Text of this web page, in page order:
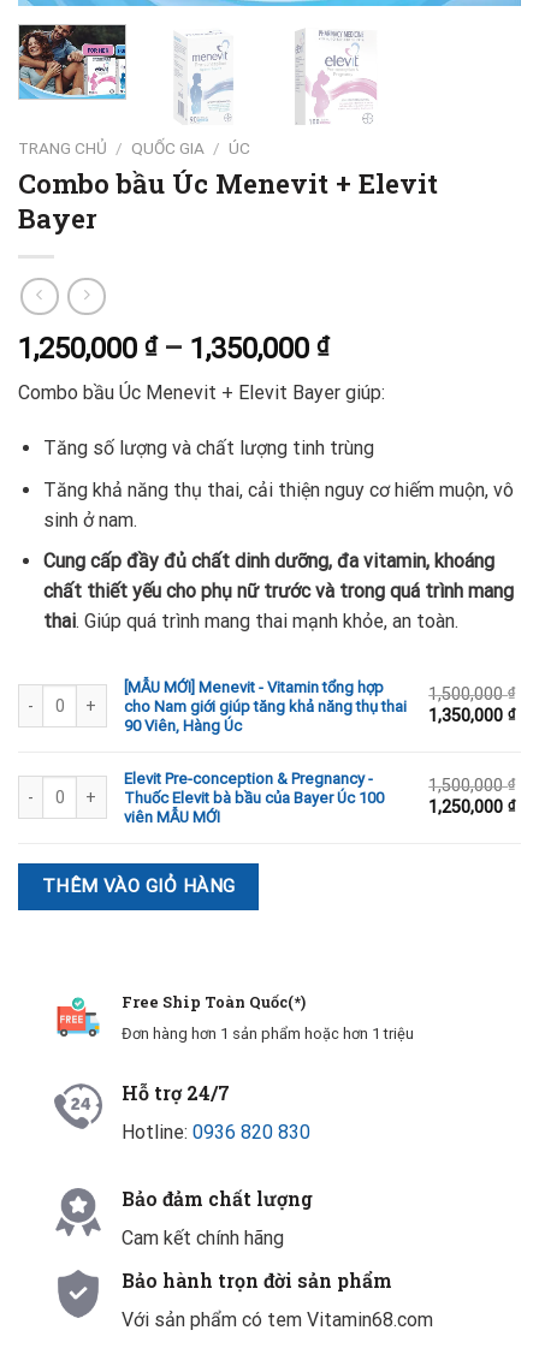
TRANG CHỦ / QUỐC GIA / ÚC
Combo bầu Úc Menevit + Elevit
Bayer
1,250,000 ₫– 1,350,000 ₫
Combo bầu Úc Menevit + Elevit Bayer giúp:
Tăng số lượng và chất lượng tinh trùng
Tăng khả năng thụ thai, cải thiện nguy cơ hiếm muộn, vô
sinh ở nam.
Cung cấp đầy đủ chất dinh dưỡng, đa vitamin, khoáng
chất thiết yếu cho phụ nữ trước và trong quá trình mang
thai. Giúp quá trình mang thai mạnh khỏe, an toàn.
[MẪU MỚI] Menevit - Vitamin tổng hợp cho Nam giới giúp tăng khả năng
[MẪU MỚI] Menevit - Vitamin tổng hợp
cho Nam giới giúp tăng khả năng thụ thai
90 Viên, Hàng Úc
1,500,000₫
1,350,000₫
Elevit Pre-conception & Pregnancy - Thuốc Elevit bà bầu của Bayer Úc 100
Elevit Pre-conception & Pregnancy -
Thuốc Elevit bà bầu của Bayer Úc 100
viên MẪU MỚI
1,500,000₫
1,250,000₫
THÊM VÀO GIỎ HÀNG
Free Ship Toàn Quốc(*)
Đơn hàng hơn 1 sản phẩm hoặc hơn 1 triệu
Hỗ trợ 24/7
Hotline: 0936 820 830
Bảo đảm chất lượng
Cam kết chính hãng
Bảo hành trọn đời sản phẩm
Với sản phẩm có tem Vitamin68.com